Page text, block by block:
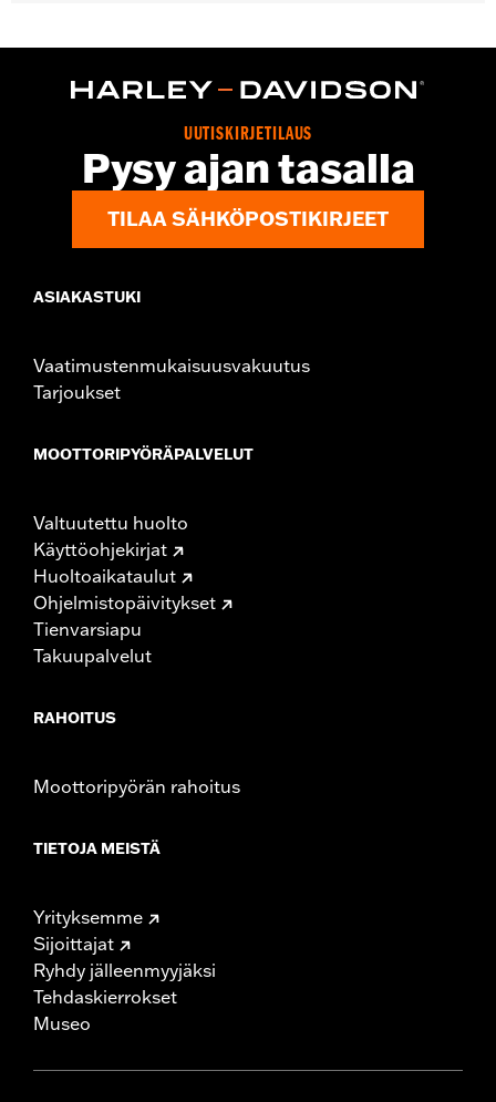
Audio powered by Rockford Fosgate Saddlebag Speaker Kit P/N
76001291, 76001292, or 76001299.
Saddlebag Speaker Kit
Sold In Units:
In the Box:
Left & Right Saddlebag Speaker Lids only
UUTISKIRJETILAUS
Pysy ajan tasalla
TILAA SÄHKÖPOSTIKIRJEET
ASIAKASTUKI
Vaatimustenmukaisuusvakuutus
Tarjoukset
MOOTTORIPYÖRÄPALVELUT
Valtuutettu huolto
Käyttöohjekirjat
Huoltoaikataulut
Ohjelmistopäivitykset
Tienvarsiapu
Takuupalvelut
RAHOITUS
Moottoripyörän rahoitus
TIETOJA MEISTÄ
Yrityksemme
Sijoittajat
Ryhdy jälleenmyyjäksi
Tehdaskierrokset
Museo